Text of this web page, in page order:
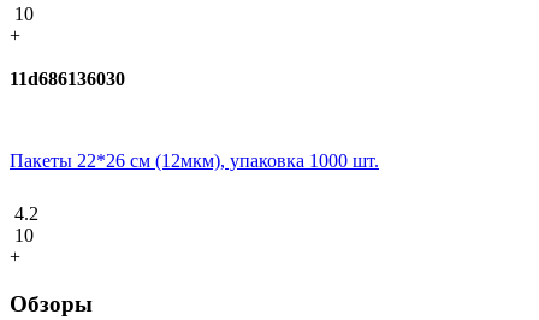
10
+
11d686136030
Пакеты 22*26 см (12мкм), упаковка 1000 шт.
4.2
10
+
Обзоры